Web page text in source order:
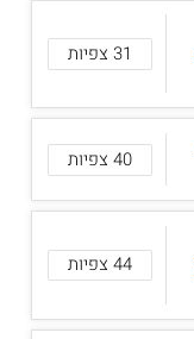
31 צפיות
40 צפיות
44 צפיות